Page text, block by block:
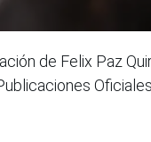
de Felix Paz